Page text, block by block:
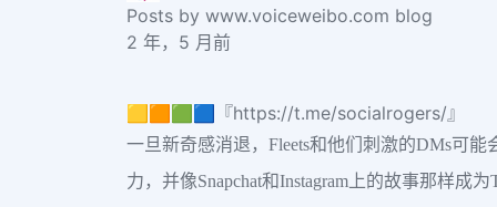
Posts by www.voiceweibo.com blog
2 年，5 月前
🟨🟧🟩🟦『https://t.me/socialrogers/』
一旦新奇感消退，Fleets和他们刺激的DMs可
力，并像Snapchat和Instagram上的故事那样成